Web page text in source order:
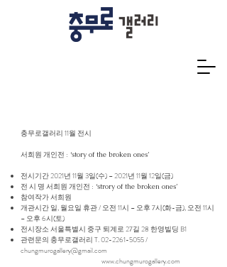
충무로갤러리 11월 전시
서희원 개인전 : ‘story of the broken ones’
전시기간 2021년 11월 3일(수) – 2021년 11월 12일(금)
전 시 명 서희원 개인전 : ‘strory of the broken ones’
참여작가 서희원
개관시간 일, 월요일 휴관 / 오전 11시 – 오후 7시(화-금), 오전 11시
– 오후 6시(토)
전시장소 서울특별시 중구 퇴계로 27길 28 한영빌딩 B1
관련문의 충무로갤러리 T.02-2261-5055/
chungmurogallery@gmail.com
www.chungmurogallery.com